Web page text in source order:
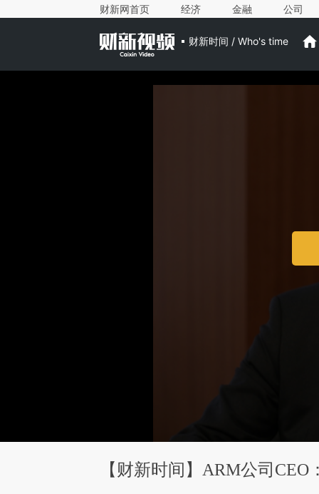
财新网首页 经济 金融 公司
财新时间 / Who's time
【财新时间】ARM公司